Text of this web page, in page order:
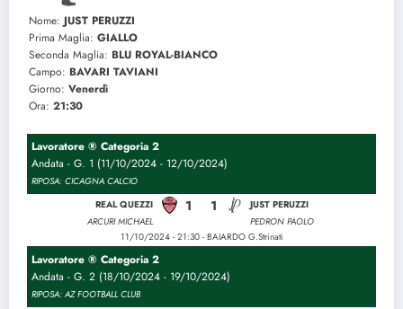
Nome: JUST PERUZZI
Prima Maglia: GIALLO
Seconda Maglia: BLU ROYAL-BIANCO
Campo: BAVARI TAVIANI
Giorno: Venerdì
Ora: 21:30
Lavoratore ® Categoria 2
Andata - G. 1 (11/10/2024 - 12/10/2024)
RIPOSA: CICAGNA CALCIO
REAL QUEZZI
ARCURI MICHAEL
1 1
JUST PERUZZI
PEDRON PAOLO
11/10/2024 - 21:30 - BAIARDO G.Strinati
Lavoratore ® Categoria 2
Andata - G. 2 (18/10/2024 - 19/10/2024)
RIPOSA: AZ FOOTBALL CLUB